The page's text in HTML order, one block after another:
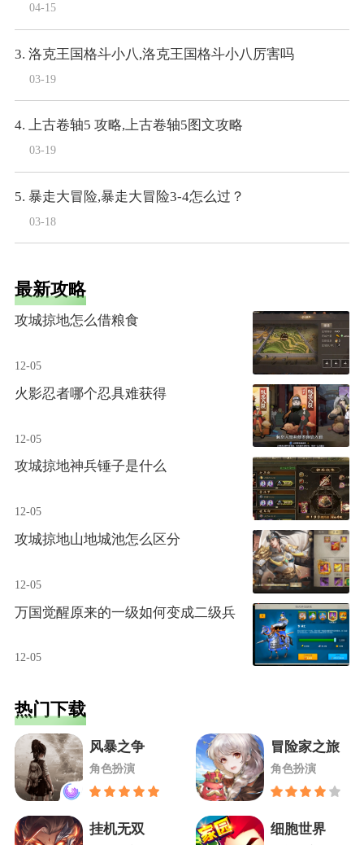
04-15
3. 洛克王国格斗小八,洛克王国格斗小八厉害吗
03-19
4. 上古卷轴5 攻略,上古卷轴5图文攻略
03-19
5. 暴走大冒险,暴走大冒险3-4怎么过？
03-18
最新攻略
攻城掠地怎么借粮食
12-05
火影忍者哪个忍具难获得
12-05
攻城掠地神兵锤子是什么
12-05
攻城掠地山地城池怎么区分
12-05
万国觉醒原来的一级如何变成二级兵
12-05
热门下载
风暴之争
角色扮演
挂机无双
冒险家之旅
角色扮演
细胞世界